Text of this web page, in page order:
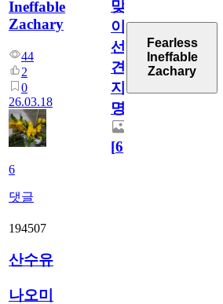
Ineffable
Zachary
44
2
0
26.03.18
6
댓글
맞
이
선
견
지
명
[6]
Fearless
Ineffable
Zachary
194507
산수유
나오미